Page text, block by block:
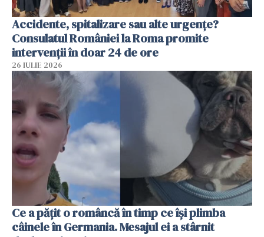
Accidente, spitalizare sau alte urgențe?
Consulatul României la Roma promite
intervenții în doar 24 de ore
26 IULIE 2026
Ce a pățit o româncă în timp ce își plimba
câinele în Germania. Mesajul ei a stârnit